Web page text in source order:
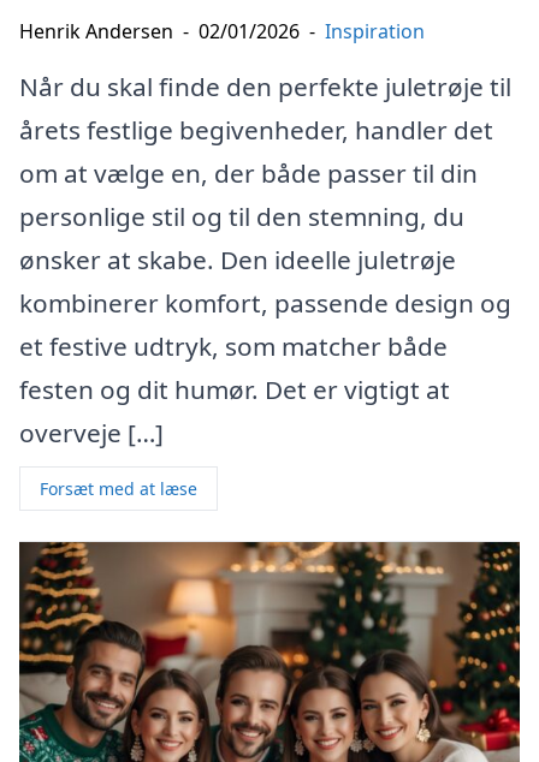
Henrik Andersen - 02/01/2026 - Inspiration
Når du skal finde den perfekte juletrøje til
årets festlige begivenheder, handler det
om at vælge en, der både passer til din
personlige stil og til den stemning, du
ønsker at skabe. Den ideelle juletrøje
kombinerer komfort, passende design og
et festive udtryk, som matcher både
festen og dit humør. Det er vigtigt at
overveje […]
Forsæt med at læse